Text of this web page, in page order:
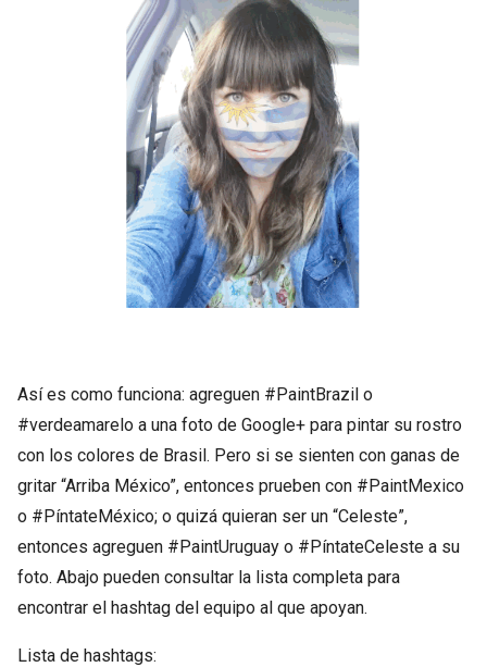
Así es como funciona: agreguen #PaintBrazil o
#verdeamarelo a una foto de Google+ para pintar su rostro
con los colores de Brasil. Pero si se sienten con ganas de
gritar “Arriba México”, entonces prueben con #PaintMexico
o #PíntateMéxico; o quizá quieran ser un “Celeste”,
entonces agreguen #PaintUruguay o #PíntateCeleste a su
foto. Abajo pueden consultar la lista completa para
encontrar el hashtag del equipo al que apoyan.
Lista de hashtags: